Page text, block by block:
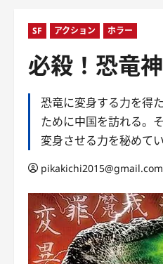
SF アクション ホラー
必殺！恐竜
恐竜に変身する力を得
ために中国を訪れる。
変身させる力を秘めてい
pikakichi2015@gmail.com